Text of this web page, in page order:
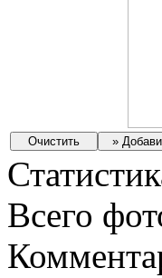
Всего